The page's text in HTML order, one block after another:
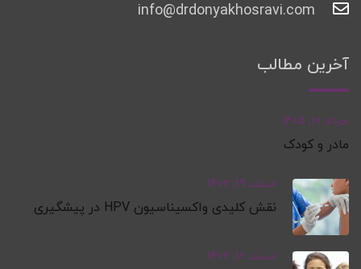
info@drdonyakhosravi.com
آخرین مطالب
خرداد 10, 1405
مادر و کودک
اسفند 19, 1402
نقش کلیدی واکسیناسیون HPV در پیشگیری
اسفند 16, 1402